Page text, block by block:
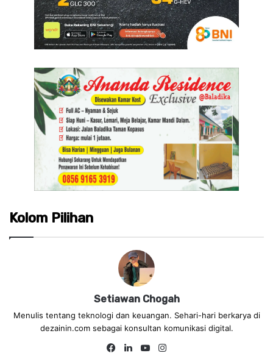
Kolom Pilihan
Setiawan Chogah
Menulis tentang teknologi dan keuangan. Sehari-hari berkarya di
dezainin.com sebagai konsultan komunikasi digital.
Fa Lin Yo